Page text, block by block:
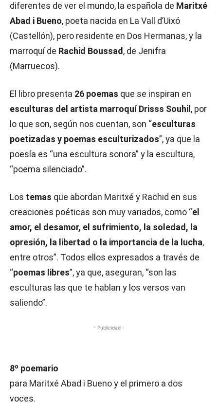
diferentes de ver el mundo, la española de Maritxé
Abad i Bueno, poeta nacida en La Vall d’Uixó
(Castellón), pero residente en Dos Hermanas, y la
marroquí de Rachid Boussad , de Jenifra
(Marruecos).
El libro presenta 26 poemas que se inspiran en
esculturas del artista marroquí Drisss Souhil , por
lo que son, según nos cuentan, son “esculturas
poetizadas y poemas esculturizados”, ya que la
poesía es “una escultura sonora” y la escultura,
“poema silenciado”.
Los temas que abordan Maritxé y Rachid en sus
creaciones poéticas son muy variados, como “el
amor, el desamor, el sufrimiento, la soledad, la
opresión, la libertad o la importancia de la lucha,
entre otros”. Todos ellos expresados a través de
“poemas libres”, ya que, aseguran, “son las
esculturas las que te hablan y los versos van
saliendo”.
- Publicidad -
8º poemario
para Maritxé Abad i Bueno y el primero a dos
voces.